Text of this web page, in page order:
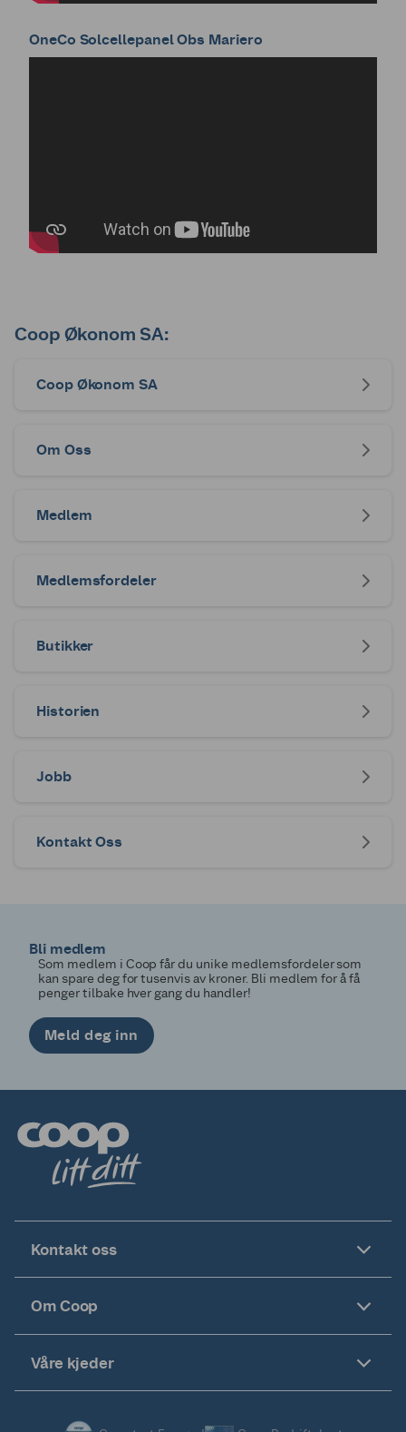
OneCo Solcellepanel Obs Mariero
Coop Økonom SA:
Coop Økonom SA
Om Oss
Medlem
Medlemsfordeler
Butikker
Historien
Jobb
Kontakt Oss
Bli medlem
Som medlem i Coop får du unike medlemsfordeler som
kan spare deg for tusenvis av kroner. Bli medlem for å få
penger tilbake hver gang du handler!
Meld deg inn
Kontakt oss
Om Coop
Våre kjeder